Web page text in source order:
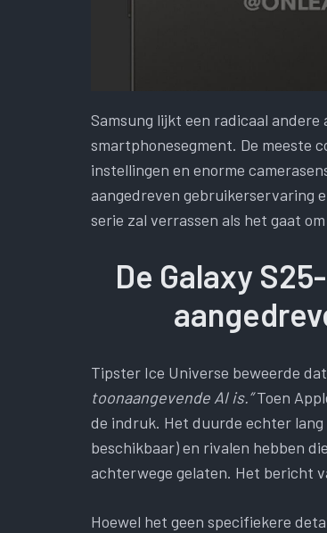
Samsung lijkt een radicaal
smartphonesegment. De meeste
instellingen en enorme
aangedreven gebruikerservaring
serie zal verrassen als het gaat
De Galaxy
Tipster Ice Universe beweerde dat
toonaangevende AI is.”Toen
de indruk. Het duurde echter
beschikbaar) en rivalen hebben
achterwege gelaten. Het bericht
Hoewel het geen specifiekere